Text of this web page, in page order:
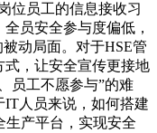
位员工的信息接收习
员安全参与度偏低，
动局面。对于HSE管
，让安全宣传更接地
员工不愿参与”的难
人员来说，如何搭建
产平台，实现安全